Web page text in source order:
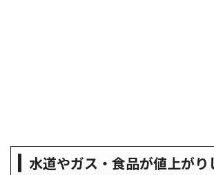
水道やガス・食品が値上がり